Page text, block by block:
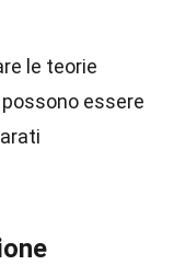
le teorie
essere